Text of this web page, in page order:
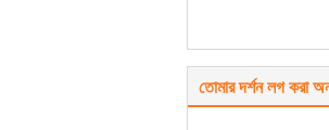
তোমার দর্শন লগ করা